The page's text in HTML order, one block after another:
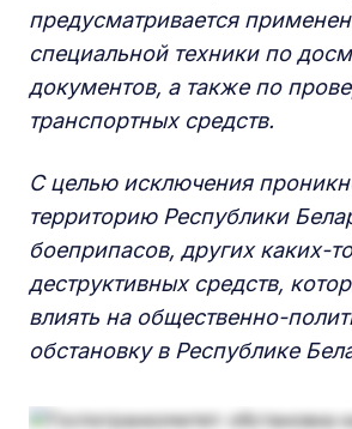
предусматривается
специальной техники по
документов, а также по
транспортных средств.
С целью исключения
территорию Республики
боеприпасов, других каких-то
деструктивных средств,
влиять на общественно-
обстановку в Республике